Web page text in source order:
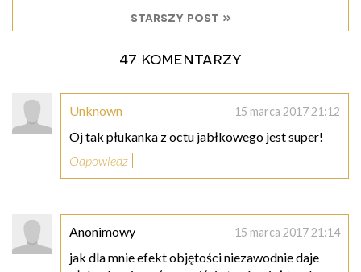
starszy post »
47 komentarzy
Unknown 15 marca 2017 21:12
Oj tak płukanka z octu jabłkowego jest super!
Odpowiedz
Anonimowy 15 marca 2017 21:14
jak dla mnie efekt objętości niezawodnie daje